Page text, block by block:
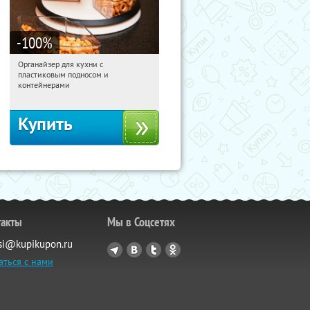
-100%
22:45:36 Получили:
Россия
Органайзер для кухни с
пластиковым подносом и
контейнерами
Купить
с нами
Мы в Соцсетях